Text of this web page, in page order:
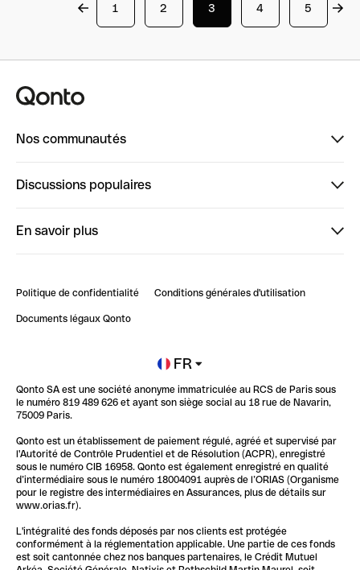
1 2 3 4 5
Nos communautés
ClubQonto
Discussions populaires
Impact de l'IA sur les carrières/productivité
En savoir plus
Blog
Newsroom
Glossaire finance
Politique de confidentialité Conditions générales d'utilisation
Documents légaux Qonto
FR
Qonto SA est une société anonyme immatriculée au RCS de Paris sous
le numéro 819 489 626 et ayant son siège social au 18 rue de Navarin,
75009 Paris.
Qonto est un établissement de paiement régulé, agréé et supervisé par
l'Autorité de Contrôle Prudentiel et de Résolution (ACPR), enregistré
sous le numéro CIB 16958. Qonto est également enregistré en qualité
d’intermédiaire sous le numéro 18004091 auprès de l’ORIAS (Organisme
pour le registre des intermédiaires en Assurances, plus de détails sur
www.orias.fr).
L'intégralité des fonds déposés par nos clients est protégée
conformément à la réglementation applicable. Une partie de ces fonds
est soit cantonnée chez nos banques partenaires, le Crédit Mutuel